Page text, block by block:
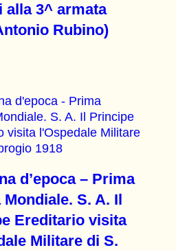
alla 3^ armata
Rubino)
d’epoca – Prima
Mondiale. S. A. Il
Ereditario visita
Militare di S.